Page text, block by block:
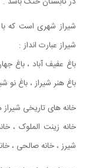
شیراز شهری است که
شیراز عبارت انداز :
باغ عفیف آباد ، باغ
باغ هنر شیراز ، باغ نو
خانه های تاریخی شیراز
خانه زینت الملوک ،
شیرز ، خانه صالحی ،